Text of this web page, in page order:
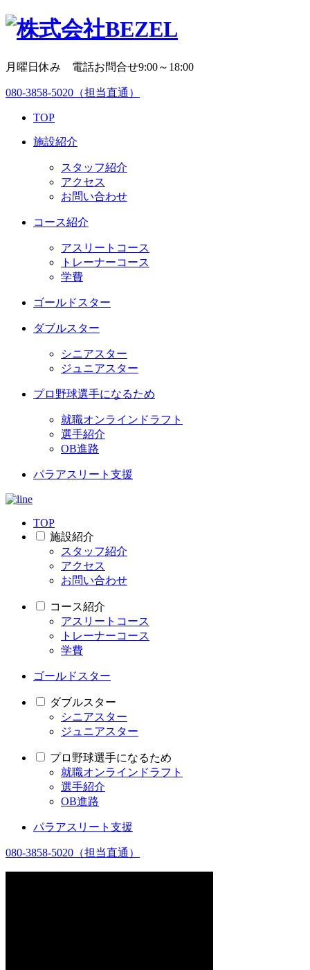
月曜日休み 電話お問合せ9:00～18:00
080-3858-5020 （担当直通）
TOP
施設紹介
スタッフ紹介
アクセス
お問い合わせ
コース紹介
アスリートコース
トレーナーコース
学費
ゴールドスター
ダブルスター
シニアスター
ジュニアスター
プロ野球選手になるため
就職オンラインドラフト
選手紹介
OB進路
パラアスリート支援
TOP
施設紹介
スタッフ紹介
アクセス
お問い合わせ
コース紹介
アスリートコース
トレーナーコース
学費
ゴールドスター
ダブルスター
シニアスター
ジュニアスター
プロ野球選手になるため
就職オンラインドラフト
選手紹介
OB進路
パラアスリート支援
080-3858-5020 （担当直通）